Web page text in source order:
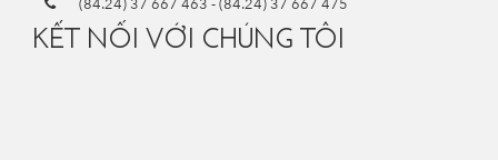
(84.24) 37 667 463 -(84.24) 37 667 475
KẾT NỐI VỚI CHÚNG TÔI